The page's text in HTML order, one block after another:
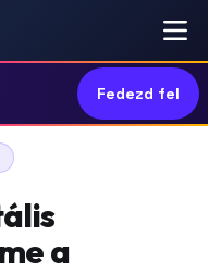
Fedezd fel
a